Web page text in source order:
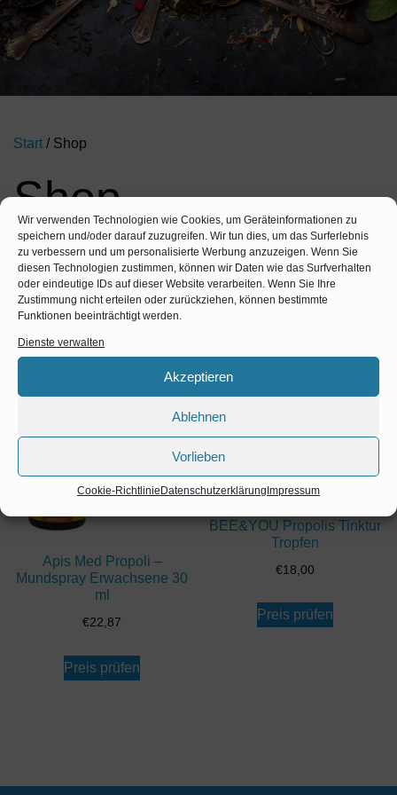
Wir verwenden Technologien wie Cookies, um Geräteinformationen zu
speichern und/oder darauf zuzugreifen. Wir tun dies, um das Surferlebnis
zu verbessern und um personalisierte Werbung anzuzeigen. Wenn Sie
diesen Technologien zustimmen, können wir Daten wie das Surfverhalten
oder eindeutige IDs auf dieser Website verarbeiten. Wenn Sie Ihre
Zustimmung nicht erteilen oder zurückziehen, können bestimmte
Funktionen beeinträchtigt werden.
Dienste verwalten
Akzeptieren
Ablehnen
Vorlieben
Cookie-Richtlinie Datenschutzerklärung Impressum
Start / Shop
Shop
Alle 2 Ergebnisse werden angezeigt
Apis Med Propoli –
Mundspray Erwachsene 30
ml
€22,87
Preis prüfen
BEE&YOU Propolis Tinktur
Tropfen
€18,00
Preis prüfen